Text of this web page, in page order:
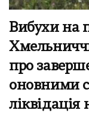
Вибухи на
про
оновними
ліквідація